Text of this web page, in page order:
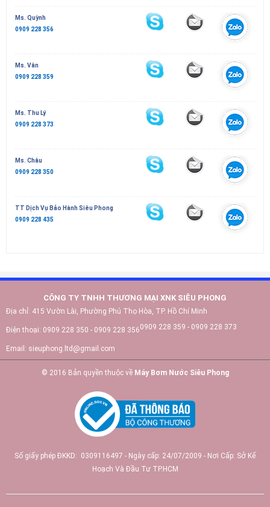
Ms. Quỳnh
0909 228 356
Ms. Vân
0909 228 359
Ms. Thu Lý
0909 228 373
Ms. Châu
0909 228 350
TT Dịch Vụ Bảo Hành Siêu Phong
0909 228 435
CÔNG TY TNHH THƯƠNG MẠI XNK SIÊU PHONG
Địa chỉ: 415 Vườn Lài, Phường Phú Thọ Hòa, TP. Hồ Chí Minh
Điện thoại: 0909 228 350 - 0909 228 3560909 228 359 - 0909 228 373
Email: sieuphong.ltd@gmail.com
© 2016 Bản quyền thuộc về Máy Bơm Nước Siêu Phong
Số giấy phép ĐKKD: 0309116497 - Ngày cấp: 24/07/2009 - Nơi Cấp: Sở Kế
Hoạch Và Đầu Tư TP.HCM